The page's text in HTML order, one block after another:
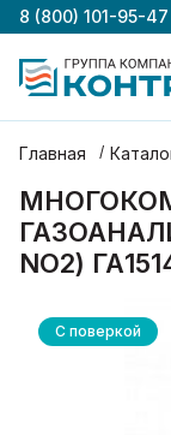
8 (800) 101-95-47
Главная
NO2)
С поверкой